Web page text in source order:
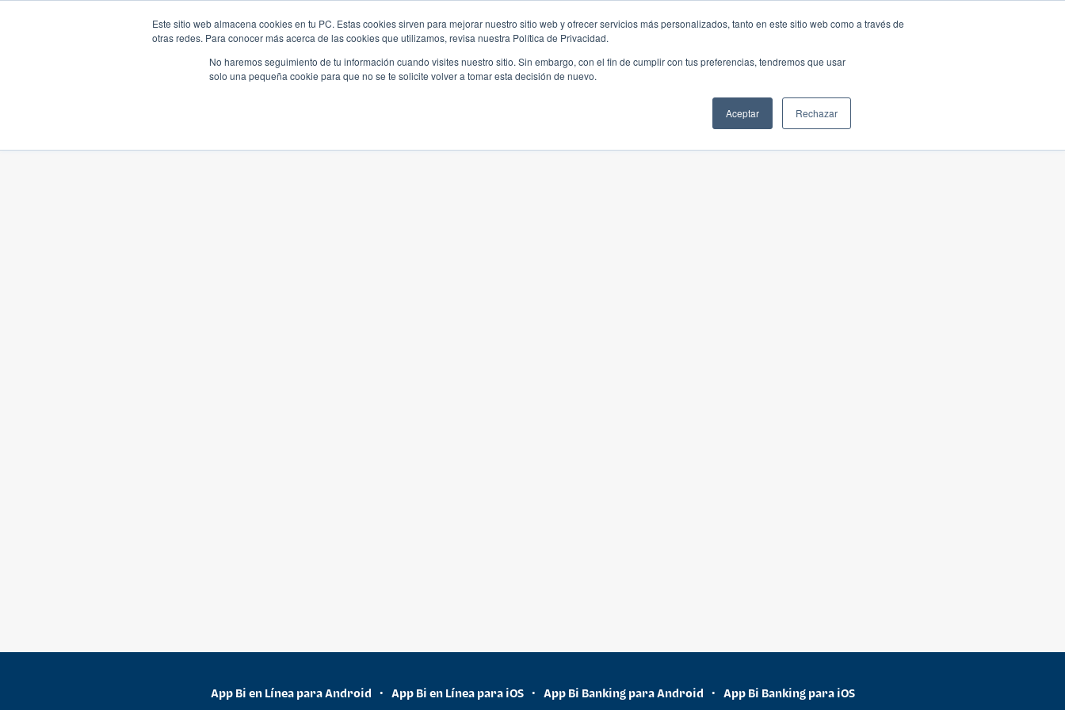
Este sitio web almacena cookies en tu PC. Estas cookies sirven para mejorar nuestro sitio web y ofrecer servicios más personalizados, tanto en este sitio web como a través de
otras redes. Para conocer más acerca de las cookies que utilizamos, revisa nuestra Política de Privacidad.
No haremos seguimiento de tu información cuando visites nuestro sitio. Sin embargo, con el fin de cumplir con tus preferencias, tendremos que usar
solo una pequeña cookie para que no se te solicite volver a tomar esta decisión de nuevo.
Aceptar Rechazar
App Bi en Línea para Android • App Bi en Línea para iOS • App Bi Banking para Android • App Bi Banking para iOS